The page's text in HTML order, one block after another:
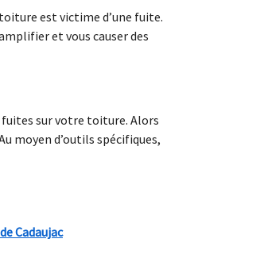
est victime d’une fuite.
et vous causer des
fuites sur votre toiture. Alors
moyen d’outils spécifiques,
Cadaujac